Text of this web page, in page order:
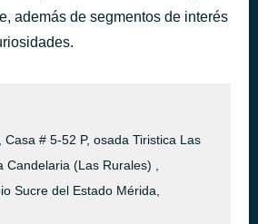
además de segmentos de interés
Casa # 5-52 P, osada Tiristica Las
Candelaria (Las Rurales) ,
Sucre del Estado Mérida,